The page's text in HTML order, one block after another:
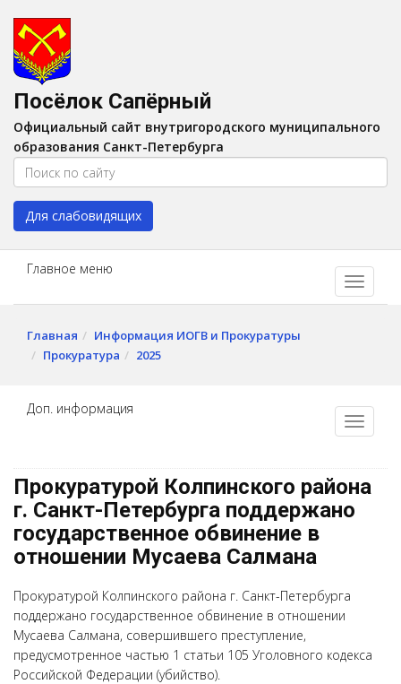
Изображения:
Цвет:A A
Посёлок Сапёрный
Официальный сайт внутригородского муниципального
образования Санкт-Петербурга
Для слабовидящих
Главное меню
Главная
Информация ИОГВ и Прокуратуры
Прокуратура
2025
Доп. информация
Прокуратурой Колпинского района
г. Санкт-Петербурга поддержано
государственное обвинение в
отношении Мусаева Салмана
Прокуратурой Колпинского района г. Санкт-Петербурга
поддержано государственное обвинение в отношении
Мусаева Салмана, совершившего преступление,
предусмотренное частью 1 статьи 105 Уголовного кодекса
Российской Федерации (убийство).